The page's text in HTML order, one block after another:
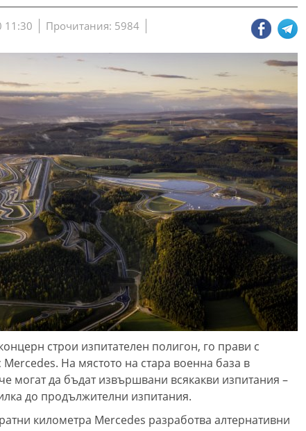
11:30 Прочитания: 5984
строи изпитателен полигон, го прави с
Mercedes. На мястото на стара военна база в
могат да бъдат извършвани всякакви изпитания –
до продължителни изпитания.
километра Mercedes разработва алтернативни